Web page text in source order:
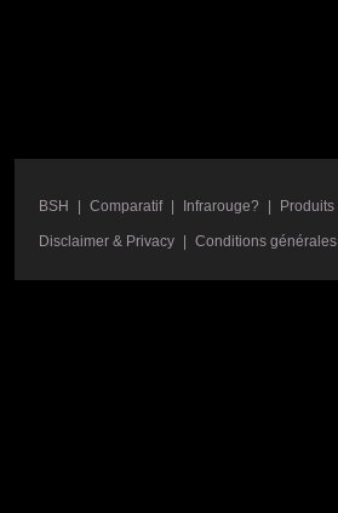
BSH Comparatif Infrarouge? Produits
Disclaimer & Privacy Conditions générales